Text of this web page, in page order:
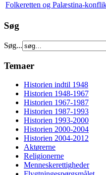
Folkeretten og Palæstina-
Søg
Søg...
Temaer
Historien indtil 1948
Historien 1948-1967
Historien 1967-1987
Historien 1987-1993
Historien 1993-2000
Historien 2000-2004
Historien 2004-2012
Aktørerne
Religionerne
Menneskerettigheder